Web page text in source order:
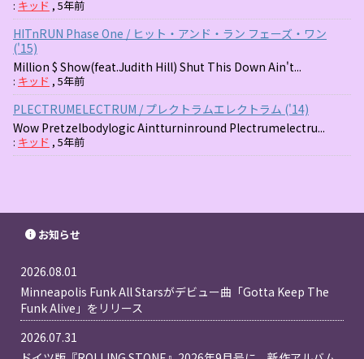
: キッド , 5年前
HITnRUN Phase One / ヒット・アンド・ラン フェーズ・ワン
('15)
Million $ Show(feat.Judith Hill) Shut This Down Ain't...
: キッド , 5年前
PLECTRUMELECTRUM / プレクトラムエレクトラム ('14)
Wow Pretzelbodylogic Aintturninround Plectrumelectru...
: キッド , 5年前
お知らせ
2026.08.01
Minneapolis Funk All Starsがデビュー曲「Gotta Keep The
Funk Alive」をリリース
2026.07.31